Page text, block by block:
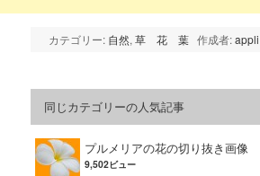
カテゴリー: 自然,草 花 葉 作成者:appli
同じカテゴリーの人気記事
プルメリアの花の切り抜き画像
9,502ビュー